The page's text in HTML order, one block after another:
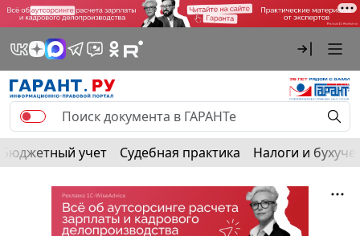
Бюджетный учет Судебная практика Налоги и